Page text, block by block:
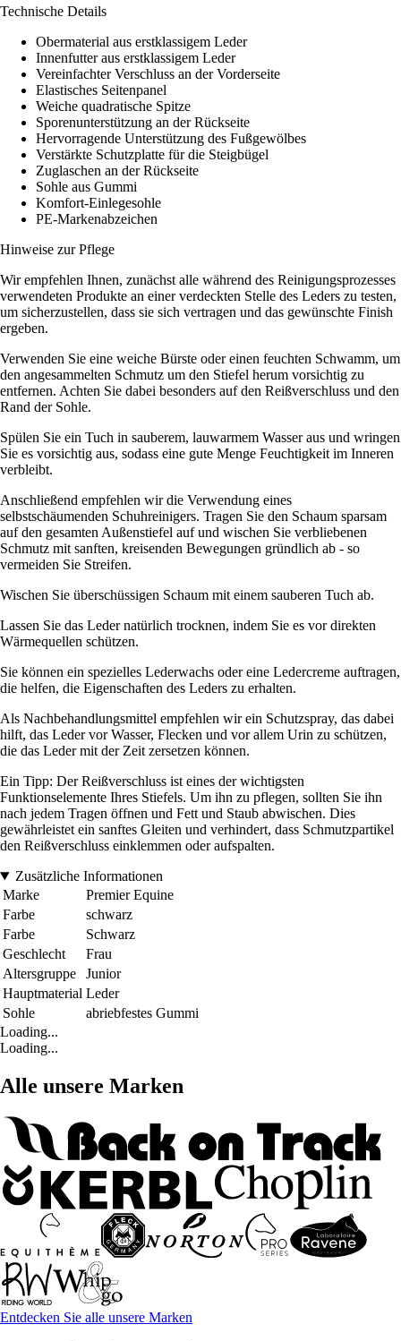
Technische Details
Obermaterial aus erstklassigem Leder
Innenfutter aus erstklassigem Leder
Vereinfachter Verschluss an der Vorderseite
Elastisches Seitenpanel
Weiche quadratische Spitze
Sporenunterstützung an der Rückseite
Hervorragende Unterstützung des Fußgewölbes
Verstärkte Schutzplatte für die Steigbügel
Zuglaschen an der Rückseite
Sohle aus Gummi
Komfort-Einlegesohle
PE-Markenabzeichen
Hinweise zur Pflege
Wir empfehlen Ihnen, zunächst alle während des Reinigungsprozesses
verwendeten Produkte an einer verdeckten Stelle des Leders zu testen,
um sicherzustellen, dass sie sich vertragen und das gewünschte Finish
ergeben.
Verwenden Sie eine weiche Bürste oder einen feuchten Schwamm, um
den angesammelten Schmutz um den Stiefel herum vorsichtig zu
entfernen. Achten Sie dabei besonders auf den Reißverschluss und den
Rand der Sohle.
Spülen Sie ein Tuch in sauberem, lauwarmem Wasser aus und wringen
Sie es vorsichtig aus, sodass eine gute Menge Feuchtigkeit im Inneren
verbleibt.
Anschließend empfehlen wir die Verwendung eines
selbstschäumenden Schuhreinigers. Tragen Sie den Schaum sparsam
auf den gesamten Außenstiefel auf und wischen Sie verbliebenen
Schmutz mit sanften, kreisenden Bewegungen gründlich ab - so
vermeiden Sie Streifen.
Wischen Sie überschüssigen Schaum mit einem sauberen Tuch ab.
Lassen Sie das Leder natürlich trocknen, indem Sie es vor direkten
Wärmequellen schützen.
Sie können ein spezielles Lederwachs oder eine Ledercreme auftragen,
die helfen, die Eigenschaften des Leders zu erhalten.
Als Nachbehandlungsmittel empfehlen wir ein Schutzspray, das dabei
hilft, das Leder vor Wasser, Flecken und vor allem Urin zu schützen,
die das Leder mit der Zeit zersetzen können.
Ein Tipp: Der Reißverschluss ist eines der wichtigsten
Funktionselemente Ihres Stiefels. Um ihn zu pflegen, sollten Sie ihn
nach jedem Tragen öffnen und Fett und Staub abwischen. Dies
gewährleistet ein sanftes Gleiten und verhindert, dass Schmutzpartikel
den Reißverschluss einklemmen oder aufspalten.
Zusätzliche Informationen
Marke
Premier Equine
Farbe
schwarz
Farbe
Schwarz
Geschlecht
Frau
Altersgruppe
Junior
Hauptmaterial Leder
Sohle
abriebfestes Gummi
Loading...
Loading...
Alle unsere Marken
Entdecken Sie alle unsere Marken